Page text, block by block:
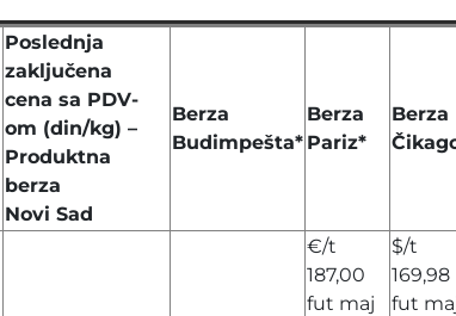
Poslednja
zaključena
cena sa PDV-
om (din/kg) –
Produktna
berza
Novi Sad
Berza
Budimpešta*
Berza
Pariz*
Berza
€/t
187,00
fut maj
$/t
169,98
fut